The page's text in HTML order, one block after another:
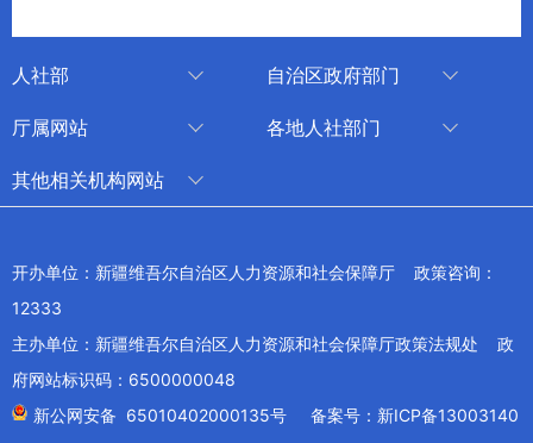
人社部
技能人才评价工作网
自治区政府部门
审计厅
退役军人事务厅
交通运输厅
商务厅
厅属网站
中国新疆人才网
各地人社部门
克孜勒苏柯尔克孜自治州
其他相关机构网站
新疆新闻网
新疆电视台
开办单位：新疆维吾尔自治区人力资源和社会保障厅 政策咨询：
12333
主办单位：新疆维吾尔自治区人力资源和社会保障厅政策法规处 政
府网站标识码：6500000048
新公网安备 65010402000135号
备案号：新ICP备13003140